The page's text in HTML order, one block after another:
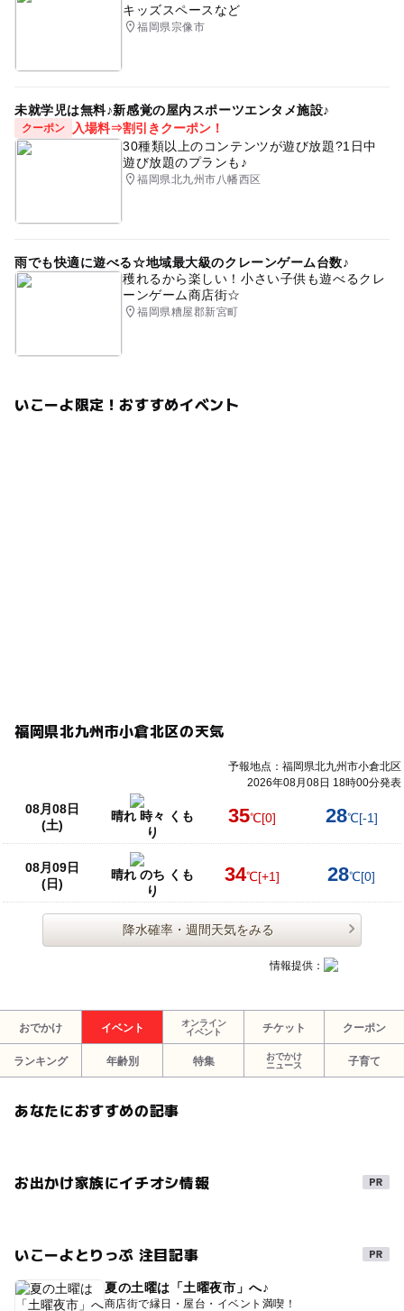
了承ください。
・災害や悪天候のため、イベントの開催を中止する場合が
応募方法
このイベントの受付は終了しました。
予約はこちらから
今後も最新情報を踏まえて、運営に努めてまいります。
キッズスペースなど
福岡県宗像市
未就学児は無料♪新感覚の屋内スポーツエンタメ施設♪
クーポン
入場料⇒割引きクーポン！
30種類以上のコンテンツが遊び放題?1日中
遊び放題のプランも♪
福岡県北九州市八幡西区
雨でも快適に遊べる☆地域最大級のクレーンゲーム台数♪
穫れるから楽しい！小さい子供も遊べるクレ
ーンゲーム商店街☆
福岡県糟屋郡新宮町
いこーよ限定！おすすめイベント
福岡県北九州市小倉北区の天気
予報地点：福岡県北九州市小倉北区
2026年08月08日 18時00分発表
08月08日
(土)
晴れ 時々 くも
り
35℃[0] 28℃[-1]
08月09日
(日)
晴れ のち くも
り
34℃[+1] 28℃[0]
降水確率・週間天気をみる
情報提供：
おでかけ イベント
オンライン
イベント
チケット クーポン
ランキング 年齢別 特集
おでかけ
ニュース
子育て
あなたにおすすめの記事
お出かけ家族にイチオシ情報
いこーよとりっぷ 注目記事
夏の土曜は「土曜夜市」へ♪
商店街で縁日・屋台・イベント満喫！